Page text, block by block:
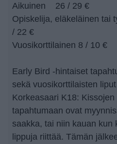
Aikuinen 26 / 29 €
Opiskelija, eläkeläinen tai
/ 22 €
Vuosikorttilainen 8 / 10 €
Early Bird -hintaiset
sekä vuosikorttilaisten liput
Korkeasaari K18: Kissojen
tapahtumaan ovat
saakka, tai niin kauan kun
lippuja riittää. Tämän